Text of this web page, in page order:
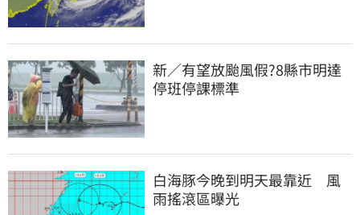
新／有望放颱風假?8縣市明達
停班停課標準
白海豚今晚到明天最靠近　風
雨搖滾區曝光